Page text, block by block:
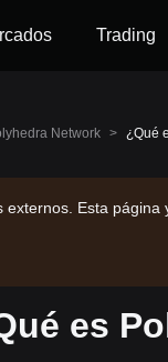
Trading
Network > ¿Qué
Esta
es